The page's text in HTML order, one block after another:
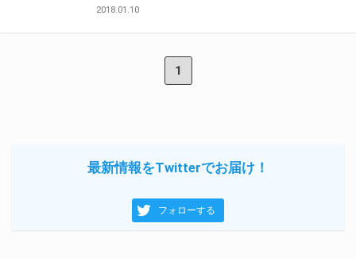
2018.01.10
1
最新情報をTwitterでお届け！
フォローする